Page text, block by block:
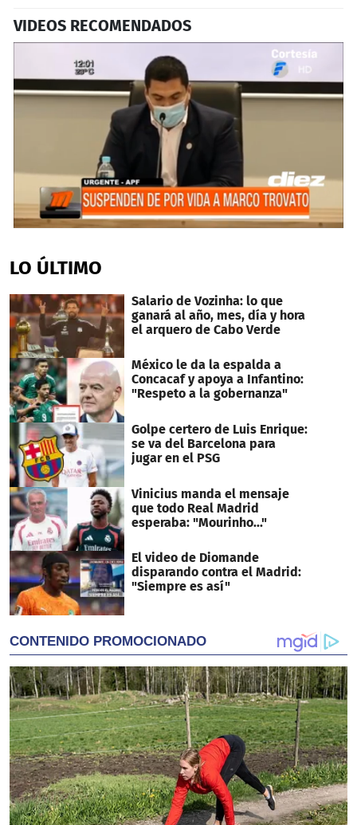
VIDEOS RECOMENDADOS
of
2
54
seconds
LO ÚLTIMO
Salario de Vozinha: lo que
ganará al año, mes, día y hora
el arquero de Cabo Verde
México le da la espalda a
Concacaf y apoya a Infantino:
"Respeto a la gobernanza"
Golpe certero de Luis Enrique:
se va del Barcelona para
jugar en el PSG
Vinicius manda el mensaje
que todo Real Madrid
esperaba: "Mourinho..."
El video de Diomande
disparando contra el Madrid:
"Siempre es así"